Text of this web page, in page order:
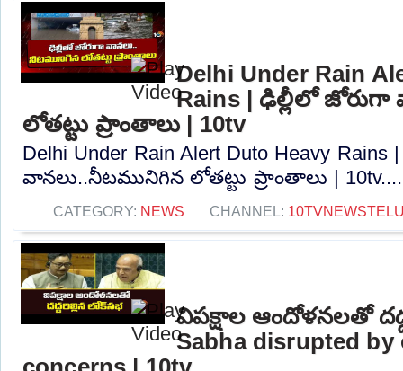
Delhi Under Rain
Rains | ఢిల్లీలో
లోతట్టు ప్రాంతాలు | 10tv
Delhi Under Rain Alert Duto Heavy
వానలు..నీటమునిగిన లోతట్టు ప్రాంతాలు |
CATEGORY: NEWS CHANNEL:
విపక్షాల ఆందోళనలతో
Sabha disrupted